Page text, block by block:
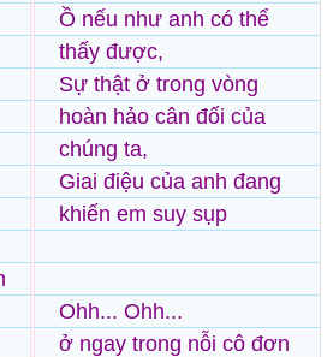
Ồ nếu như anh có thể
thấy được,
Sự thật ở trong vòng
hoàn hảo cân đối của
chúng ta,
Giai điệu của anh đang
khiến em suy sụp
Ohh... Ohh...
ở ngay trong nỗi cô đơn